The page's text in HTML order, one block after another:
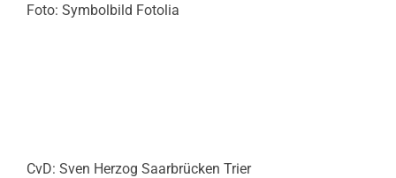
Foto: Symbolbild Fotolia
CvD: Sven Herzog Saarbrücken Trier